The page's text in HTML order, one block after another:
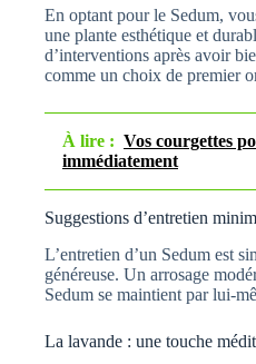
En optant pour le Sedum,
une plante esthétique et
d’interventions après avoir
comme un choix de premier
À lire : Vos courgettes
immédiatement
Suggestions d’entretien
L’entretien d’un Sedum est
généreuse. Un arrosage
Sedum se maintient par lui-
La lavande : une touche